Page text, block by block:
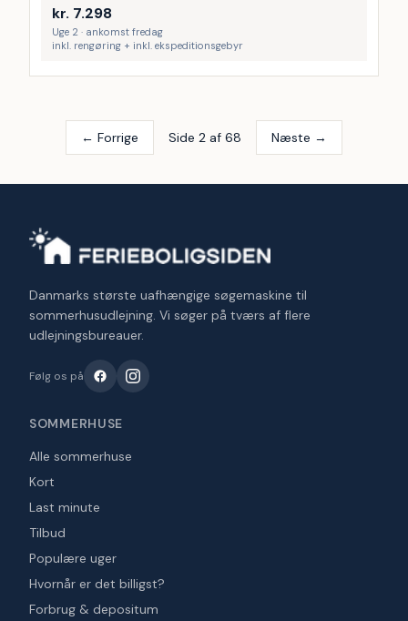
kr. 7.298
Uge 2 · ankomst fredag
inkl. rengøring + inkl. ekspeditionsgebyr
← Forrige Side 2 af 68 Næste →
Danmarks største uafhængige søgemaskine til
sommerhusudlejning. Vi søger på tværs af flere
udlejningsbureauer.
Følg os på
SOMMERHUSE
Alle sommerhuse
Kort
Last minute
Tilbud
Populære uger
Hvornår er det billigst?
Forbrug & depositum